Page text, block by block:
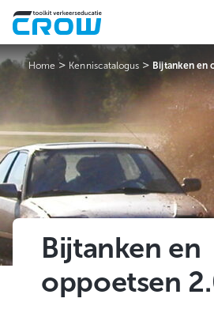
naar
inhoud
Home > Kenniscatalogus > Bijtanken en
Bijtanken en
oppoetsen